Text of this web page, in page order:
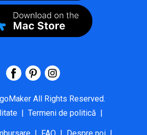
All Rights Reserved.
| Termeni de politică |